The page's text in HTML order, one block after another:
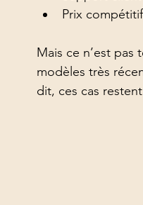
Prix
Mais ce n’est
modèles très
dit, ces cas